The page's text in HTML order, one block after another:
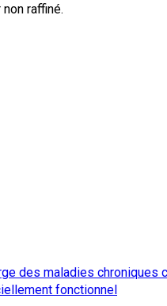
raffiné.
des maladies
fonctionnel